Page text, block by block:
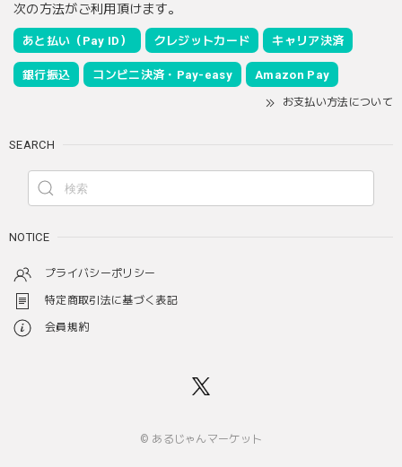
次の方法がご利用頂けます。
あと払い（Pay ID） クレジットカード キャリア決済
銀行振込 コンビニ決済・Pay-easy Amazon Pay
お支払い方法について
SEARCH
NOTICE
プライバシーポリシー
特定商取引法に基づく表記
会員規約
© あるじゃんマーケット